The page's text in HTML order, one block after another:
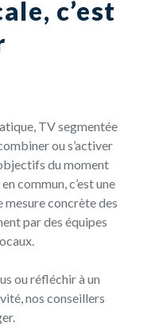
c’est
TV segmentée
ou s’activer
du moment
commun, c’est une
mesure concrète des
par des équipes
ou réfléchir à un
nos conseillers